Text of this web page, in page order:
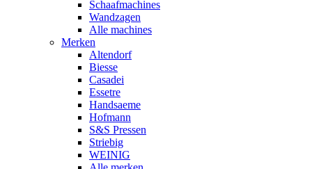
Schaafmachines
Wandzagen
Alle machines
Merken
Altendorf
Biesse
Casadei
Essetre
Handsaeme
Hofmann
S&S Pressen
Striebig
WEINIG